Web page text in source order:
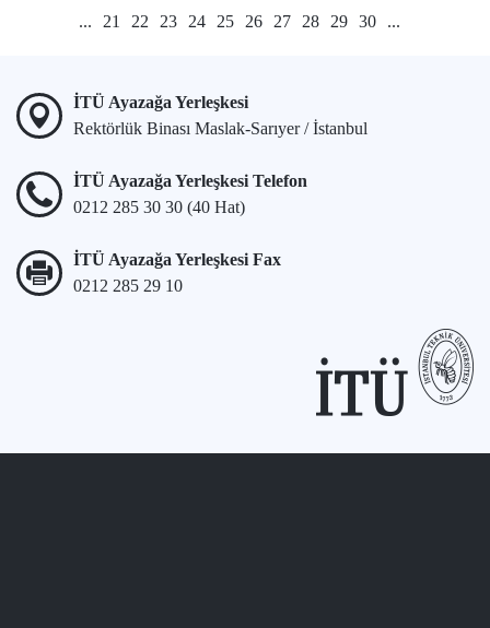
... 21 22 23 24 25 26 27 28 29 30 ...
İTÜ Ayazağa Yerleşkesi
Rektörlük Binası Maslak-Sarıyer / İstanbul
İTÜ Ayazağa Yerleşkesi Telefon
0212 285 30 30 (40 Hat)
İTÜ Ayazağa Yerleşkesi Fax
0212 285 29 10